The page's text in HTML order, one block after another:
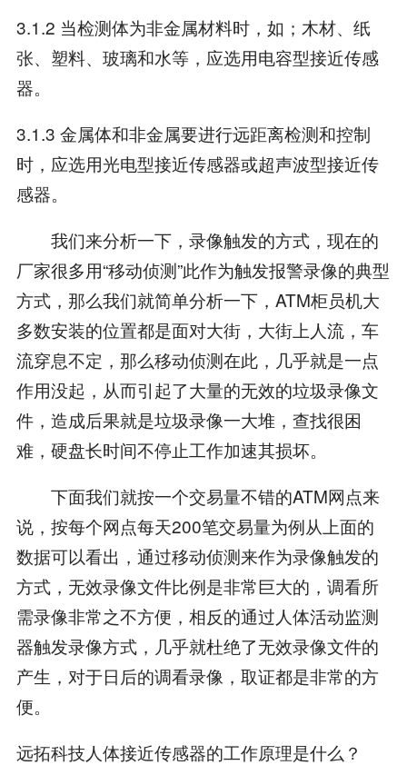
3.1.2 当检测体为非金属材料时，如；木材、纸
张、塑料、玻璃和水等，应选用电容型接近传感
器。
3.1.3 金属体和非金属要进行远距离检测和控制
时，应选用光电型接近传感器或超声波型接近传
感器。
我们来分析一下，录像触发的方式，现在的
厂家很多用“移动侦测”此作为触发报警录像的典型
方式，那么我们就简单分析一下，ATM柜员机大
多数安装的位置都是面对大街，大街上人流，车
流穿息不定，那么移动侦测在此，几乎就是一点
作用没起，从而引起了大量的无效的垃圾录像文
件，造成后果就是垃圾录像一大堆，查找很困
难，硬盘长时间不停止工作加速其损坏。
下面我们就按一个交易量不错的ATM网点来
说，按每个网点每天200笔交易量为例从上面的
数据可以看出，通过移动侦测来作为录像触发的
方式，无效录像文件比例是非常巨大的，调看所
需录像非常之不方便，相反的通过人体活动监测
器触发录像方式，几乎就杜绝了无效录像文件的
产生，对于日后的调看录像，取证都是非常的方
便。
远拓科技人体接近传感器的工作原理是什么？